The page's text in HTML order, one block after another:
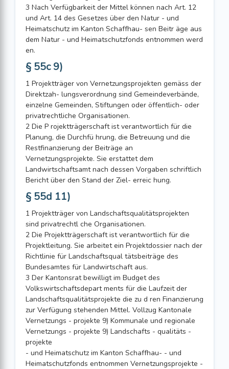
3 Nach Verfügbarkeit der Mittel können nach Art. 12
und Art. 14 des Gesetzes über den Natur - und
Heimatschutz im Kanton Schaffhau- sen Beitr äge aus
dem Natur - und Heimatschutzfonds entnommen werd
en.
§ 55c 9)
1 Projektträger von Vernetzungsprojekten gemäss der
Direktzah- lungsverordnung sind Gemeindeverbände,
einzelne Gemeinden, Stiftungen oder öffentlich- oder
privatrechtliche Organisationen.
2 Die P rojektträgerschaft ist verantwortlich für die
Planung, die Durchfü hrung, die Betreuung und die
Restfinanzierung der Beiträge an
Vernetzungsprojekte. Sie erstattet dem
Landwirtschaftsamt nach dessen Vorgaben schriftlich
Bericht über den Stand der Ziel- erreic hung.
§ 55d 11)
1 Projektträger von Landschaftsqualitätsprojekten
sind privatrechtl che Organisationen.
2 Die Projektträgerschaft ist verantwortlich für die
Projektleitung. Sie arbeitet ein Projektdossier nach der
Richtlinie für Landschaftsqual tätsbeiträge des
Bundesamtes für Landwirtschaft aus.
3 Der Kantonsrat bewilligt im Budget des
Volkswirtschaftsdepart ments für die Laufzeit der
Landschaftsqualitätsprojekte die zu d ren Finanzierung
zur Verfügung stehenden Mittel. Vollzug Kantonale
Vernetzungs - projekte 9) Kommunale und regionale
Vernetzungs - projekte 9) Landschafts - qualitäts -
projekte
- und Heimatschutz im Kanton Schaffhau- - und
Heimatschutzfonds entnommen Vernetzungsprojekte -